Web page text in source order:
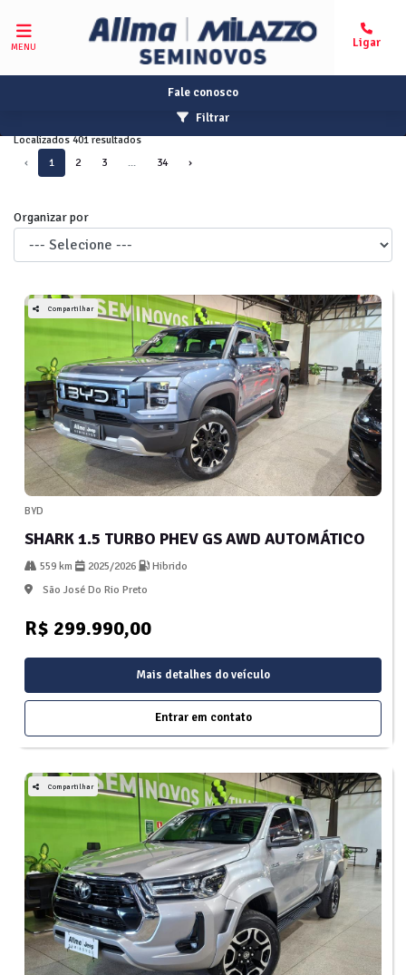
MENU
Fale conosco
Localizados 401 resultados
‹
1 2 3 ... 34 ›
Filtrar
Organizar por
Compartilhar
BYD
SHARK 1.5 TURBO PHEV GS AWD AUTOMÁTICO
559 km 2025/2026
Hibrido
São José Do Rio Preto
R$ 299.990,00
Mais detalhes do veículo
Entrar em contato
Compartilhar